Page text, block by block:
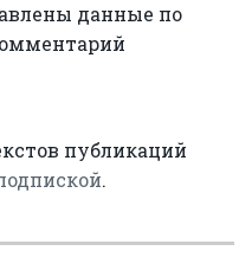
данные по
публикаций
.